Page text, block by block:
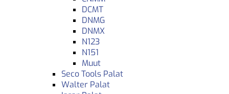
DCMT
DNMG
DNMX
N123
N151
Muut
Seco Tools Palat
Walter Palat